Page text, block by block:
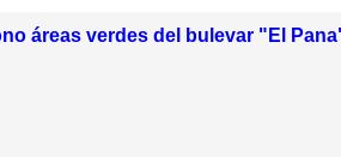
áreas verdes del bulevar "El